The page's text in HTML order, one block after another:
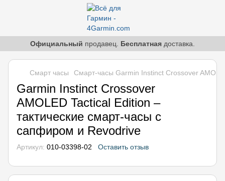
Официальный продавец. Бесплатная доставка.
Смарт часы Смарт-часы Garmin Instinct Crossover
Garmin Instinct Crossover
AMOLED Tactical Edition –
тактические смарт-часы с
сапфиром и Revodrive
Артикул: 010-03398-02 Оставить отзыв